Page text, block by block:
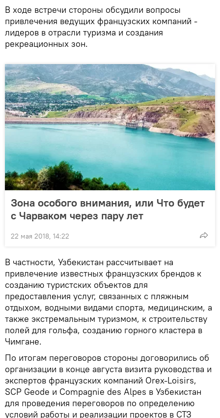
В ходе встречи стороны обсудили вопросы
привлечения ведущих французских компаний -
лидеров в отрасли туризма и создания
рекреационных зон.
Зона особого внимания, или Что будет
с Чарваком через пару лет
22 мая 2018, 14:22
В частности, Узбекистан рассчитывает на
привлечение известных французских брендов к
созданию туристских объектов для
предоставления услуг, связанных с пляжным
отдыхом, водными видами спорта, медицинским, а
также экстремальным туризмом, к строительству
полей для гольфа, созданию горного кластера в
Чимгане.
По итогам переговоров стороны договорились об
организации в конце августа визита руководства и
экспертов французских компаний Orex-Loisirs,
SCP Geode и Compagnie des Alpes в Узбекистан
для проведения переговоров по определению
условий работы и реализации проектов в СТЗ